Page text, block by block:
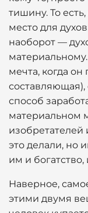
тишину. То
место для
наоборот —
материальному.
мечта, когда
составляющая),
способ
материальном
это делали, но
им и богатство,
Наверное,
этими двумя